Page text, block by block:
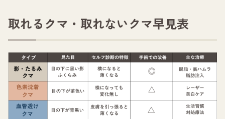
取れるクマ・取れないクマ早見表